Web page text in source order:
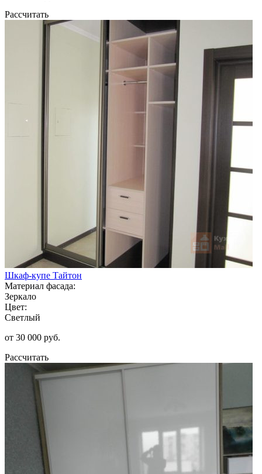
Рассчитать
Шкаф-купе Тайтон
Материал фасада:
Зеркало
Цвет:
Светлый
от 30 000 руб.
Рассчитать